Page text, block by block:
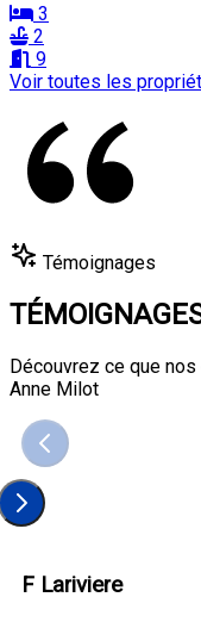
3
2
9
Voir toutes les
Témoignages
Découvrez ce que
Anne Milot
F Lariviere